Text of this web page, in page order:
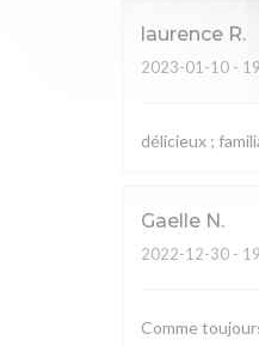
laurence R
2023-01-10 -
délicieux ;
Gaelle N
2022-12-30 -
Comme